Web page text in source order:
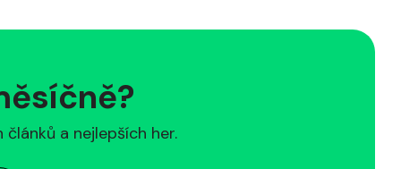
a nejlepších her.